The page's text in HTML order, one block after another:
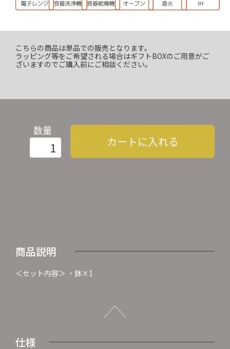
こちらの商品は単品での販売となります。
ラッピング等をご希望される場合はギフトBOXのご用意がご
ざいますのでご購入前にご相談ください。
数量
カートに入れる
商品説明
＜セット内容＞ ・鉢×1
仕様